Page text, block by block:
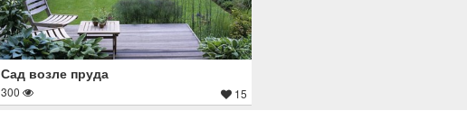
Сад возле пруда
300 15